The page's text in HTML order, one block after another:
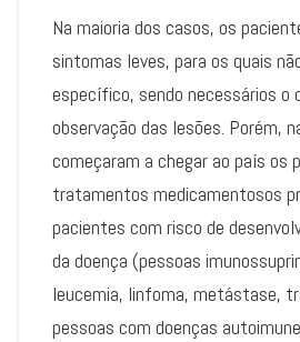
Na maioria dos casos, os
sintomas leves, para os quais
específico, sendo necessários o
observação das lesões. Porém,
começaram a chegar ao país os
tratamentos medicamentosos
pacientes com risco de
da doença (pessoas
leucemia, linfoma, metástase,
pessoas com doenças